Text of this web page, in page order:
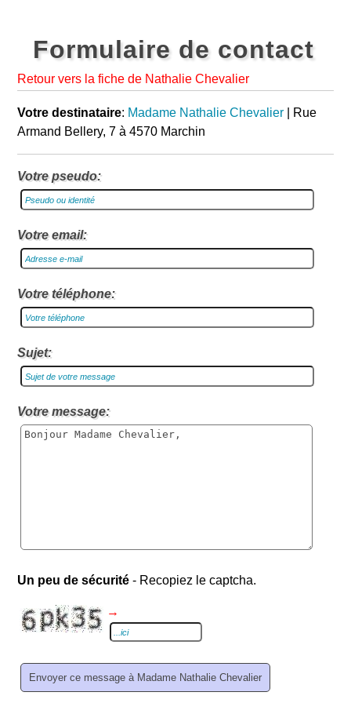
Formulaire de contact
Retour vers la fiche de Nathalie Chevalier
Votre destinataire: Madame Nathalie Chevalier | Rue
Armand Bellery, 7 à 4570 Marchin
Votre pseudo:
Votre email:
Votre téléphone:
Sujet:
Votre message:
Un peu de sécurité - Recopiez le captcha.
→